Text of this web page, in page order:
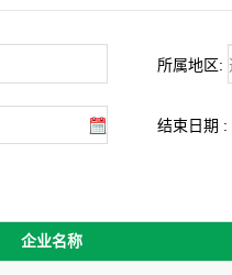
所属地区:
结束日期 :
企业名称